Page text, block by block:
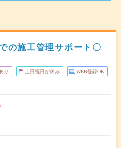
の施工管理サポート〇
り 土日祝日が休み WEB登録OK